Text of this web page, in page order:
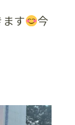
す
今